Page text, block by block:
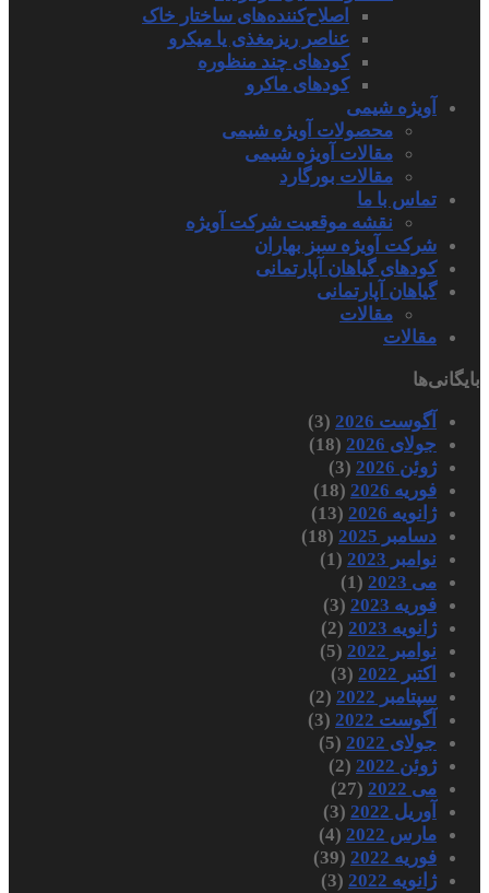
اصلاح‌کننده‌های ساختار خاک
عناصر ریزمغذی یا میکرو
کودهای چند منظوره
کودهای ماکرو
آویژه شیمی
محصولات آویژه شیمی
مقالات آویژه شیمی
مقالات بورگارد
تماس با ما
نقشه موقعیت شرکت آویژه
شرکت آویژه سبز بهاران
کودهای گیاهان آپارتمانی
گیاهان آپارتمانی
مقالات
مقالات
بایگانی‌ها
آگوست 2026
(3)
جولای 2026
(18)
ژوئن 2026
(3)
فوریه 2026
(18)
ژانویه 2026
(13)
دسامبر 2025
(18)
نوامبر 2023
(1)
می 2023
(1)
فوریه 2023
(3)
ژانویه 2023
(2)
نوامبر 2022
(5)
اکتبر 2022
(3)
سپتامبر 2022
(2)
آگوست 2022
(3)
جولای 2022
(5)
ژوئن 2022
(2)
می 2022
(27)
آوریل 2022
(3)
مارس 2022
(4)
فوریه 2022
(39)
ژانویه 2022
(3)